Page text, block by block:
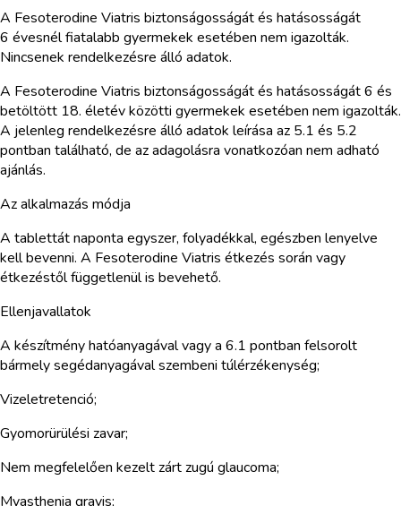
A Fesoterodine Viatris biztonságosságát és hatásosságát
6 évesnél fiatalabb gyermekek esetében nem igazolták.
Nincsenek rendelkezésre álló adatok.
A Fesoterodine Viatris biztonságosságát és hatásosságát 6 és
betöltött 18. életév közötti gyermekek esetében nem igazolták.
A jelenleg rendelkezésre álló adatok leírása az 5.1 és 5.2
pontban található, de az adagolásra vonatkozóan nem adható
ajánlás.
Az alkalmazás módja
A tablettát naponta egyszer, folyadékkal, egészben lenyelve
kell bevenni. A Fesoterodine Viatris étkezés során vagy
étkezéstől függetlenül is bevehető.
Ellenjavallatok
A készítmény hatóanyagával vagy a 6.1 pontban felsorolt
bármely segédanyagával szembeni túlérzékenység;
Vizeletretenció;
Gyomorürülési zavar;
Nem megfelelően kezelt zárt zugú glaucoma;
Myasthenia gravis;